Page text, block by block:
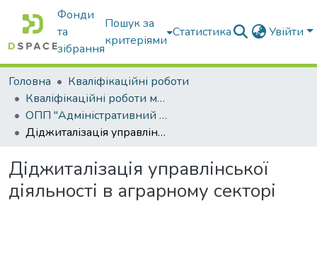
Фонди
та
зібрання
Пошук за
критеріями
Статистика Увійти
Головна
Кваліфікаційні роботи
Кваліфікаційні роботи магістрів
ОПП "Адміністративний менеджмент"
Діджиталізація управлінської діяльності в аграрному секторі
Діджиталізація управлінської
діяльності в аграрному секторі